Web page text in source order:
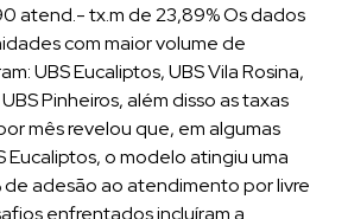
atend.- tx.m de 23,89% Os dados
com maior volume de
UBS Eucaliptos, UBS Vila Rosina,
Pinheiros, além disso as taxas
mês revelou que, em algumas
Eucaliptos, o modelo atingiu uma
adesão ao atendimento por livre
enfrentados incluíram a